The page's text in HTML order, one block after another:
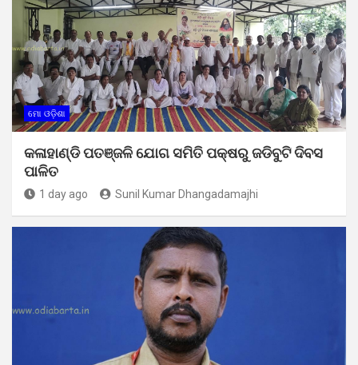
ମୋ ଓଡ଼ିଶା
କଳାହାଣ୍ଡି ପତଞ୍ଜଳି ଯୋଗ ସମିତି ପକ୍ଷରୁ ଜଡିବୁଟି ଦିବସ
ପାଳିତ
1 day ago Sunil Kumar Dhangadamajhi